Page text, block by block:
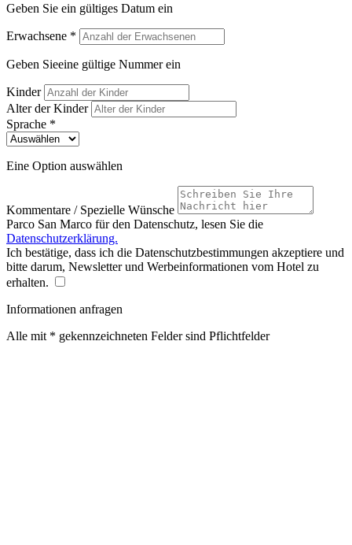
Geben Sie ein gültiges Datum ein
Erwachsene *
Geben Sieeine gültige Nummer ein
Kinder
Alter der Kinder
Sprache *
Eine Option auswählen
Kommentare / Spezielle Wünsche
Parco San Marco für den Datenschutz, lesen Sie die
Datenschutzerklärung.
Ich bestätige, dass ich die Datenschutzbestimmungen akzeptiere und
bitte darum, Newsletter und Werbeinformationen vom Hotel zu
erhalten.
Informationen anfragen
Alle mit * gekennzeichneten Felder sind Pflichtfelder